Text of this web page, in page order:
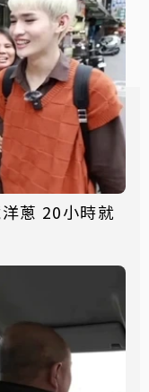
蔥 20小時就